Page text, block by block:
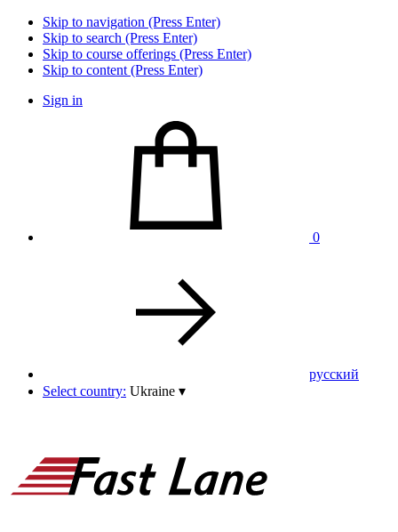
Skip to navigation (Press Enter)
Skip to search (Press Enter)
Skip to course offerings (Press Enter)
Skip to content (Press Enter)
Sign in
0
pусский
Select country: Ukraine ▾